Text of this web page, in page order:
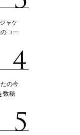
ャケ
コー
の今
数秘